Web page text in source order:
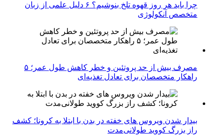
چرا باید هر روز قهوه تلخ بنوشیم؟ ۶ دلیل علمی از زبان
متخصص آنکولوژی
مصرف بیش از حد پروتئین و خطر کاهش طول عمر؛ ۵
راهکار متخصصان برای تعادل تغذیه‌ای
بیدار شدن ویروس‌ های خفته در بدن با ابتلا به کرونا؛ کشف
راز بزرگ کووید طولانی‌مدت